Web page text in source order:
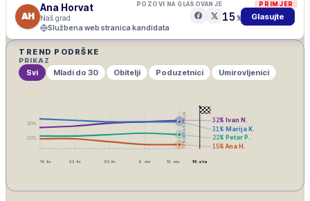
PRIMJER
AH
Ana Horvat
Naš grad
POZOVI NA GLASOVANJE
Službena web stranica kandidata
15 % Glasujte
TREND PODRŠKE
PRIKAZ
Svi Mladi do 30 Obitelji Poduzetnici Umirovljenici
IZBORNA ŠUTNJA
20%
30% 32% Ivan N.
31% Marija K.
22% Petar P.
15% Ana H.
16. lis 23. lis 30. lis 6. stu 13. stu 15. stu